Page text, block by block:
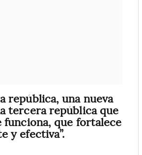
república, una nueva
tercera república que
que fortalece
y efectiva”.